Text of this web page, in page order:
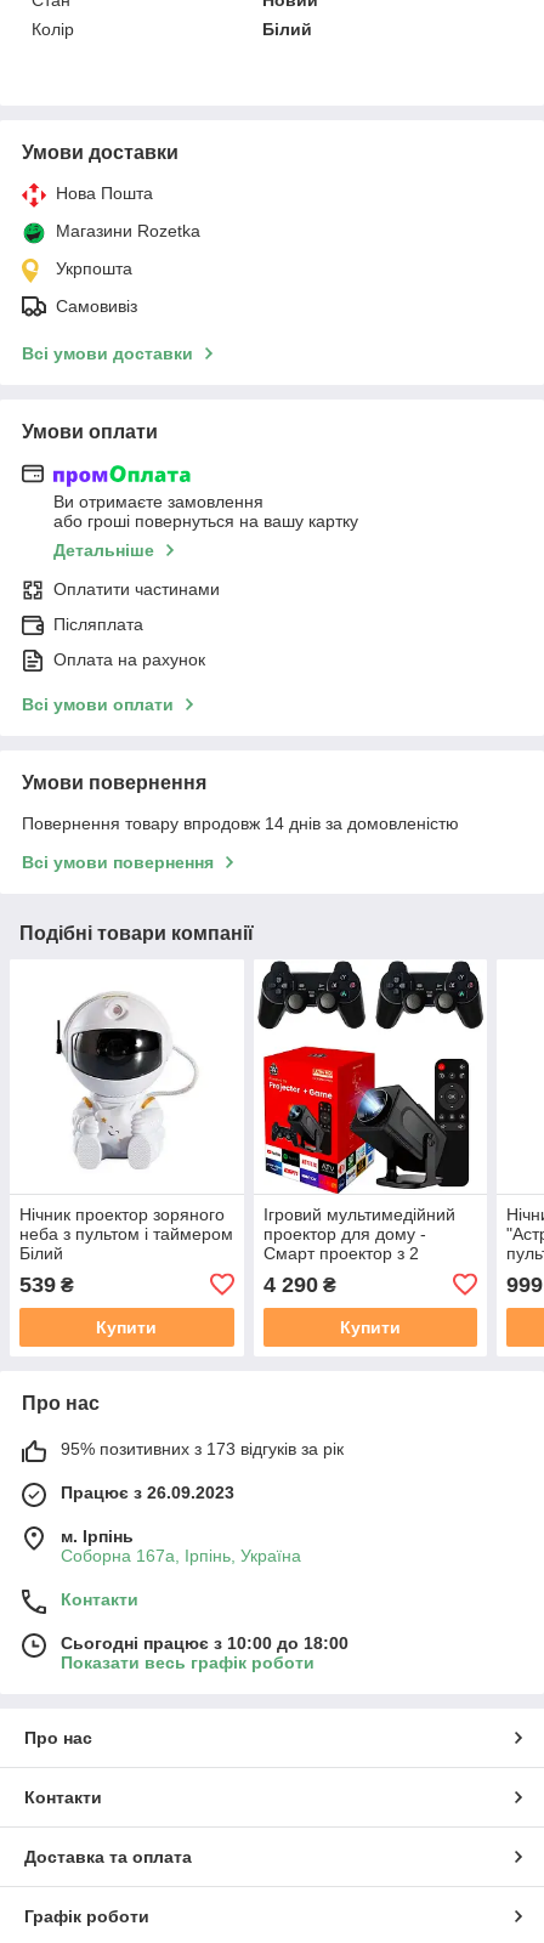
Колір
Білий
Умови доставки
Нова Пошта
Магазини Rozetka
Укрпошта
Самовивіз
Всі умови доставки
Умови оплати
Ви отримаєте замовлення
або гроші повернуться на вашу картку
Детальніше
Оплатити частинами
Післяплата
Оплата на рахунок
Всі умови оплати
Умови повернення
Повернення товару впродовж 14 днів за домовленістю
Всі умови повернення
Подібні товари компанії
Нічник проектор зоряного
неба з пультом і таймером
Білий
539 ₴
Купити
Ігровий мультимедійний
проектор для дому -
Смарт проектор з 2
джойстиками та пультом
4 290₴
Купити
999
Про нас
95% позитивних з 173 відгуків за рік
Працює з 26.09.2023
м. Ірпінь
Соборна 167а, Ірпінь, Україна
Контакти
Сьогодні працює з 10:00 до 18:00
Показати весь графік роботи
Про нас
Контакти
Доставка та оплата
Графік роботи